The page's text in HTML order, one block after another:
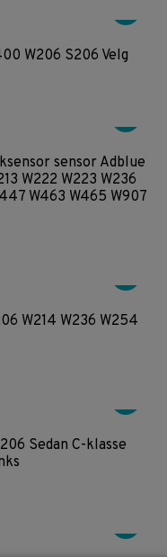
W206 S206 Velg
sensor Adblue
W222 W223 W236
W463 W465 W907
W214 W236 W254
Sedan C-klasse